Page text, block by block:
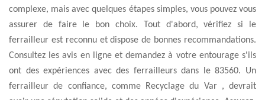
complexe, mais avec quelques étapes simples, vous pouvez vous
assurer de faire le bon choix. Tout d'abord, vérifiez si le
ferrailleur est reconnu et dispose de bonnes recommandations.
Consultez les avis en ligne et demandez à votre entourage s'ils
ont des expériences avec des ferrailleurs dans le 83560. Un
ferrailleur de confiance, comme Recyclage du Var , devrait